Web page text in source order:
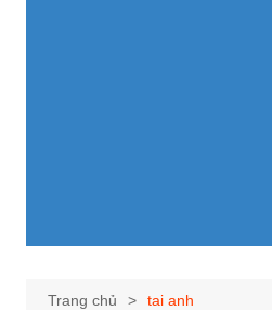
Trang chủ tai anh